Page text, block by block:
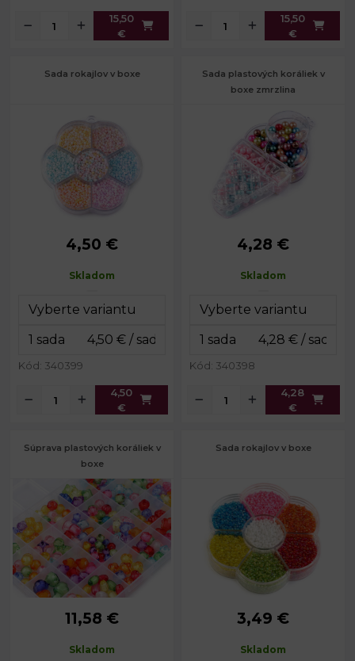
15,50
€
15,50
€
Sada rokajlov v boxe
Priemer:
2,3 mm
obsahu:
4,50 €
Skladom
Kód: 340399
4,50
€
Sada plastových koráliek v
boxe zmrzlina
Priemer:
6; 8 mm
boxu:
4,28 €
Skladom
Kód: 340398
4,28
€
Súprava plastových koráliek v
boxe
Priemer:
cca 8 - 15
1,2 mm
11,58 €
Skladom
Sada rokajlov v boxe
Priemer:
2,1 - 2,7
0,5 mm
3,49 €
Skladom